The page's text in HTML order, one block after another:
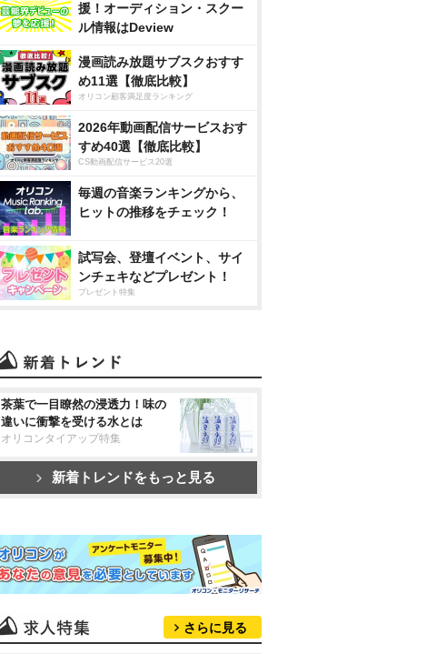
援！オーディション・スクー
ル情報はDeview
漫画読み放題サブスクおすす
め11選【徹底比較】
オリコン顧客満足度ランキング
2026年動画配信サービスおす
すめ40選【徹底比較】
CS動画配信サービス20選
毎週の音楽ランキングから、
ヒットの推移をチェック！
試写会、登壇イベント、サイ
ンチェキなどプレゼント！
プレゼント特集
茶葉で一目瞭然の浸透力！味の
違いに衝撃を受ける水とは
オリコンタイアップ特集
新着トレンドをもっと見る
さらに見る